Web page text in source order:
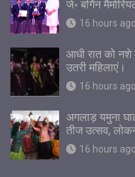
जे॰ बर्गिन
16 hours ago
आधी रात को
उतरी महिलाएं।
16 hours ago
अगलाड़ यमुना
तीज उत्सव,
16 hours ago